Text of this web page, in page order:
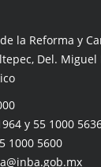
la Reforma y
Del. Miguel
y 55 1000
1000 5600